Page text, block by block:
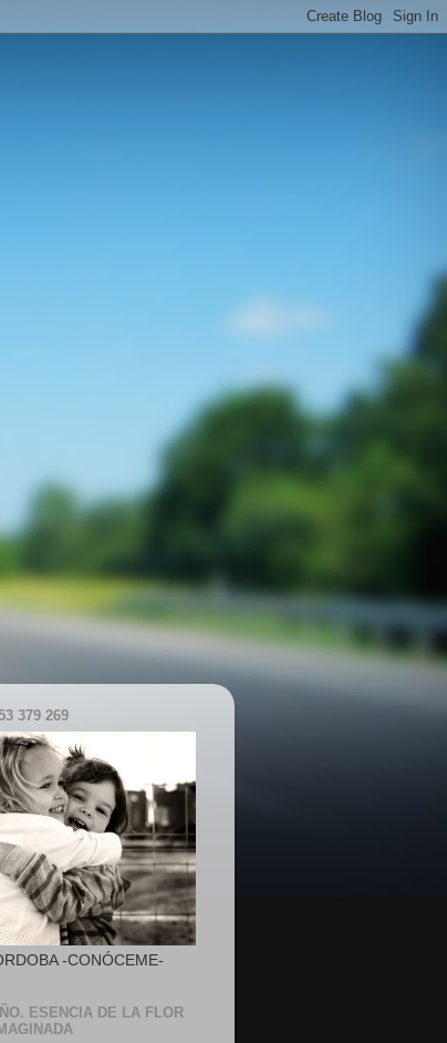
379 269
-CONÓCEME-
ESENCIA DE LA FLOR